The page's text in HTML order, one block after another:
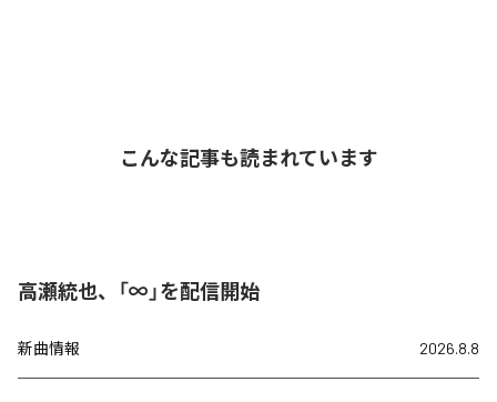
こんな記事も読まれています
高瀬統也、「∞」を配信開始
新曲情報 2026.8.8